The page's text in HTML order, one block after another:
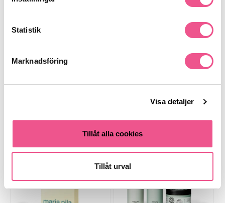
Statistik
Marknadsföring
Visa detaljer
Tillåt alla cookies
Tillåt urval
Hår Balsam